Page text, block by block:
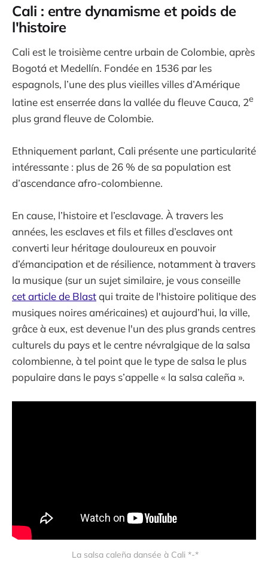
Cali : entre dynamisme et poids de
l'histoire
Cali est le troisième centre urbain de Colombie, après
Bogotá et Medellín. Fondée en 1536 par les
espagnols, l’une des plus vieilles villes d’Amérique
latine est enserrée dans la vallée du fleuve Cauca, 2e
plus grand fleuve de Colombie.
Ethniquement parlant, Cali présente une particularité
intéressante : plus de 26 % de sa population est
d’ascendance afro-colombienne.
En cause, l’histoire et l’esclavage. À travers les
années, les esclaves et fils et filles d’esclaves ont
converti leur héritage douloureux en pouvoir
d’émancipation et de résilience, notamment à travers
la musique (sur un sujet similaire, je vous conseille
cet article de Blastqui traite de l'histoire politique des
musiques noires américaines) et aujourd’hui, la ville,
grâce à eux, est devenue l'un des plus grands centres
culturels du pays et le centre névralgique de la salsa
colombienne, à tel point que le type de salsa le plus
populaire dans le pays s’appelle « la salsa caleña ».
La salsa caleña dansée à Cali *-*